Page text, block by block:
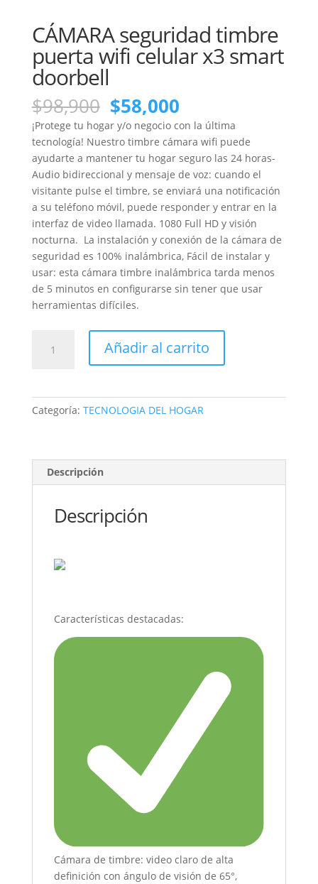
CÁMARA seguridad timbre
puerta wifi celular x3 smart
doorbell
$98,900 El
precio
original
era:
$98,900.
$58,000El
precio
actual
es:
$58,000.
¡Protege tu hogar y/o negocio con la última
tecnología! Nuestro timbre cámara wifi puede
ayudarte a mantener tu hogar seguro las 24 horas-
Audio bidireccional y mensaje de voz: cuando el
visitante pulse el timbre, se enviará una notificación
a su teléfono móvil, puede responder y entrar en la
interfaz de video llamada. 1080 Full HD y visión
nocturna. La instalación y conexión de la cámara de
seguridad es 100% inalámbrica, Fácil de instalar y
usar: esta cámara timbre inalámbrica tarda menos
de 5 minutos en configurarse sin tener que usar
herramientas difíciles.
seguridad
celular
doorbell
cantidad
Añadir al carrito
Categoría: TECNOLOGIA DEL HOGAR
Descripción
Descripción
Características destacadas:
Cámara de timbre: video claro de alta
definición con ángulo de visión de 65°,